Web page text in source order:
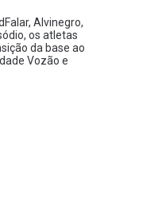
Alvinegro,
os atletas
da base ao
Vozão e